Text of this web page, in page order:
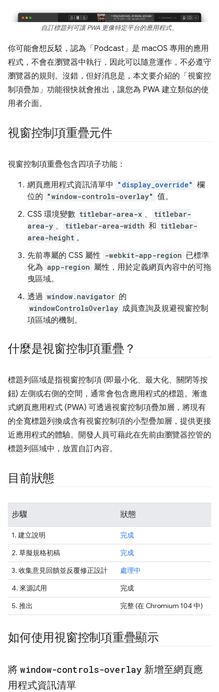
自訂標題列可讓 PWA 更像特定平台的應用程式。
你可能會想反駁，認為「Podcast」是 macOS 專用的應用
程式，不會在瀏覽器中執行，因此可以隨意運作，不必遵守
瀏覽器的規則。沒錯，但好消息是，本文要介紹的「視窗控
制項疊加」功能很快就會推出，讓您為 PWA 建立類似的使
用者介面。
視窗控制項重疊元件
視窗控制項重疊包含四項子功能：
網頁應用程式資訊清單中 "display_override" 欄
位的 "window-controls-overlay" 值。
CSS 環境變數 titlebar-area-x 、
titlebar-
area-y 、 titlebar-area-width 和 titlebar-
area-height 。
先前專屬的 CSS 屬性 -webkit-app-region 已標準
化為 app-region 屬性，用於定義網頁內容中的可拖
曳區域。
透過 window.navigator 的
windowControlsOverlay 成員查詢及規避視窗控制
項區域的機制。
什麼是視窗控制項重疊？
標題列區域是指視窗控制項 (即最小化、最大化、關閉等按
鈕) 左側或右側的空間，通常會包含應用程式的標題。漸進
式網頁應用程式 (PWA) 可透過視窗控制項疊加層，將現有
的全寬標題列換成含有視窗控制項的小型疊加層，提供更接
近應用程式的體驗。開發人員可藉此在先前由瀏覽器控管的
標題列區域中，放置自訂內容。
目前狀態
步驟 狀態
1. 建立說明
完成
2. 草擬規格初稿
完成
3. 收集意見回饋並反覆修正設計
處理中
4. 來源試用
完成
5. 推出 完整(在 Chromium 104 中)
如何使用視窗控制項重疊顯示
將 window-controls-overlay 新增至網頁應
用程式資訊清單